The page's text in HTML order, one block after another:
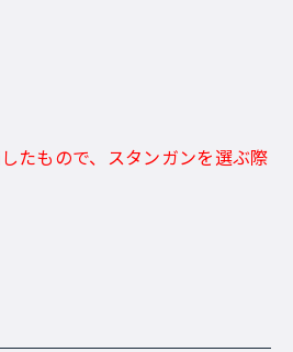
たもので、スタンガンを選ぶ際